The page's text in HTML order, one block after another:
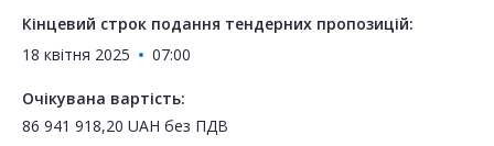
Кінцевий строк подання тендерних пропозицій:
18 квітня 2025
07:00
Очікувана вартість:
86 941 918,20 UAH без ПДВ